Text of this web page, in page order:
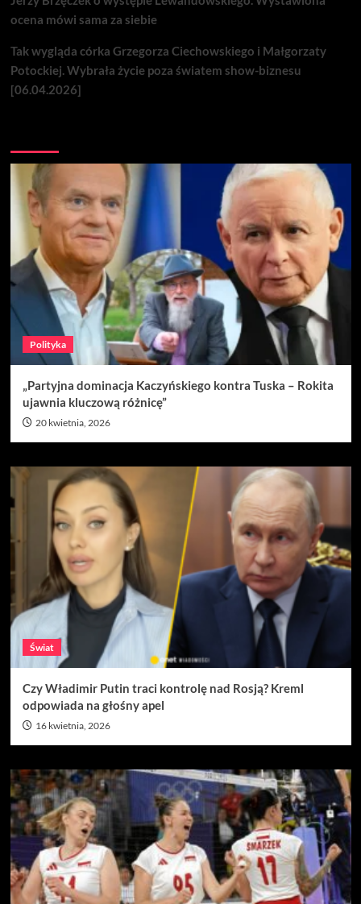
ocena mówi sama za siebie
Tak wygląda córka Grzegorza Ciechowskiego i Małgorzaty
Potockiej. Wybrała życie poza światem show-biznesu
[06.04.2026]
Polityka
„Partyjna dominacja Kaczyńskiego kontra Tuska – Rokita
ujawnia kluczową różnicę”
20 kwietnia, 2026
Świat
Czy Władimir Putin traci kontrolę nad Rosją? Kreml
odpowiada na głośny apel
16 kwietnia, 2026